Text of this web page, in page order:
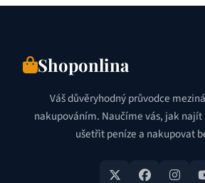
Shoponlina
Váš důvěryhodný průvodce
nakupováním. Naučíme vás, jak
ušetřit peníze a nakupovat